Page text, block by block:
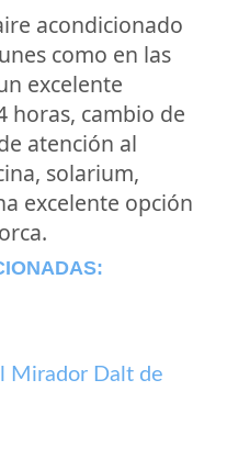
acondicionado
como en las
excelente
horas, cambio de
atención al
solarium,
excelente opción
Mirador Dalt de